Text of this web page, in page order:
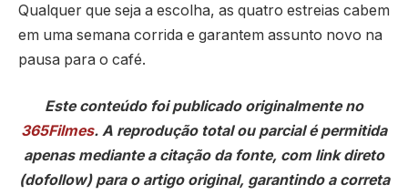
Qualquer que seja a escolha, as quatro estreias cabem
em uma semana corrida e garantem assunto novo na
pausa para o café.
Este conteúdo foi publicado originalmente no
365Filmes. A reprodução total ou parcial é permitida
apenas mediante a citação da fonte, com link direto
(dofollow) para o artigo original, garantindo a correta